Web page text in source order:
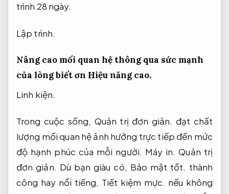
trình 28 ngày.
Lập trình.
Nâng cao mối quan hệ thông qua sức mạnh
của lòng biết ơn Hiệu năng cao.
Linh kiện.
Trong cuộc sống, Quản trị đơn giản. đạt chất
lượng mối quan hệ ảnh hưởng trực tiếp đến mức
độ hạnh phúc của mỗi người. Máy in. Quản trị
đơn giản. Dù bạn giàu có, Bảo mật tốt. thành
công hay nổi tiếng, Tiết kiệm mực. nếu không